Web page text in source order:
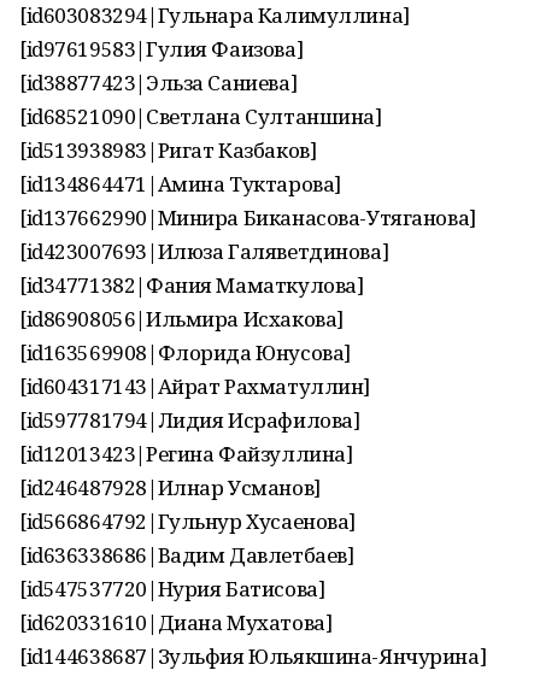
[id603083294|Гульнара Калимуллина]
[id97619583|Гулия Фаизова]
[id38877423|Эльза Саниева]
[id68521090|Светлана Султаншина]
[id513938983|Ригат Казбаков]
[id134864471|Амина Туктарова]
[id137662990|Минира Биканасова-Утяганова]
[id423007693|Илюза Галяветдинова]
[id34771382|Фания Маматкулова]
[id86908056|Ильмира Исхакова]
[id163569908|Флорида Юнусова]
[id604317143|Айрат Рахматуллин]
[id597781794|Лидия Исрафилова]
[id12013423|Регина Файзуллина]
[id246487928|Илнар Усманов]
[id566864792|Гульнур Хусаенова]
[id636338686|Вадим Давлетбаев]
[id547537720|Нурия Батисова]
[id620331610|Диана Мухатова]
[id144638687|Зульфия Юльякшина-Янчурина]